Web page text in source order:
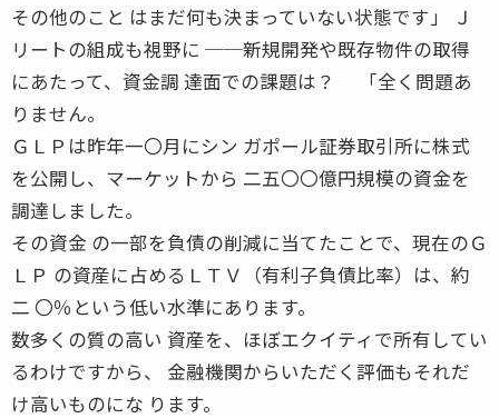
その他のこと はまだ何も決まっていない状態です」 Ｊ
リートの組成も視野に ──新規開発や既存物件の取得
にあたって、資金調 達面での課題は？ 「全く問題あ
りません。
ＧＬＰは昨年一〇月にシン ガポール証券取引所に株式
を公開し、マーケットから 二五〇〇億円規模の資金を
調達しました。
その資金 の一部を負債の削減に当てたことで、現在のＧ
ＬＰ の資産に占めるＬＴＶ（有利子負債比率）は、約
二 〇％という低い水準にあります。
数多くの質の高い 資産を、ほぼエクイティで所有してい
るわけですから、 金融機関からいただく評価もそれだ
け高いものにな ります。